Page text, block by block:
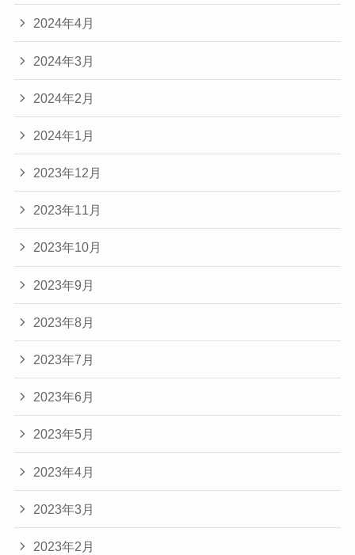
2024年4月
2024年3月
2024年2月
2024年1月
2023年12月
2023年11月
2023年10月
2023年9月
2023年8月
2023年7月
2023年6月
2023年5月
2023年4月
2023年3月
2023年2月